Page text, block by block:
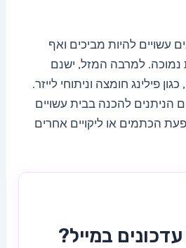
עשויים להיות מביכים ואף
נמוכה. למרבה המזל, ישנם
פילינג חומצה וניתוחי לייזר.
הניתנים להכנה בבית עשויים
הכתמים או ליקויים אחרים
במייל?